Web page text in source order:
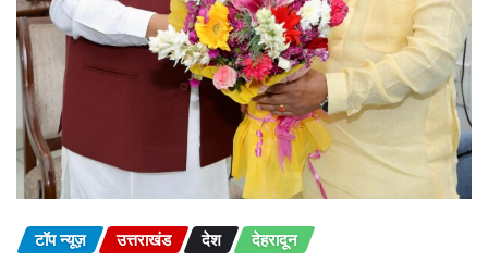
टॉप न्यूज़ उत्तराखंड देश देहरादून